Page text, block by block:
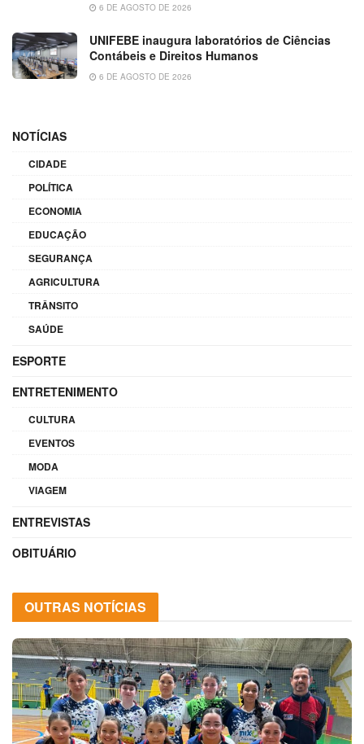
6 DE AGOSTO DE 2026
UNIFEBE inaugura laboratórios de Ciências
Contábeis e Direitos Humanos
6 DE AGOSTO DE 2026
NOTÍCIAS
CIDADE
POLÍTICA
ECONOMIA
EDUCAÇÃO
SEGURANÇA
AGRICULTURA
TRÂNSITO
SAÚDE
ESPORTE
ENTRETENIMENTO
CULTURA
EVENTOS
MODA
VIAGEM
ENTREVISTAS
OBITUÁRIO
OUTRAS NOTÍCIAS